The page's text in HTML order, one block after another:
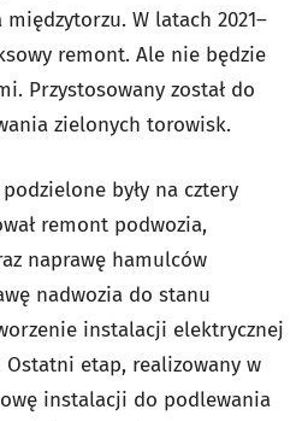
W latach 2021–
remont. Ale nie będzie
Przystosowany został do
zielonych torowisk.
były na cztery
remont podwozia,
naprawę hamulców
nadwozia do stanu
instalacji elektrycznej
etap, realizowany w
instalacji do podlewania